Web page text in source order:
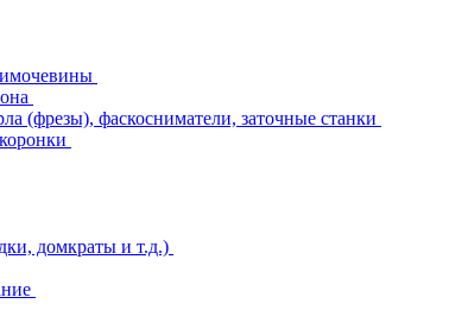
(фрезы), фаскосниматели, заточные станки
домкраты и т.д.)